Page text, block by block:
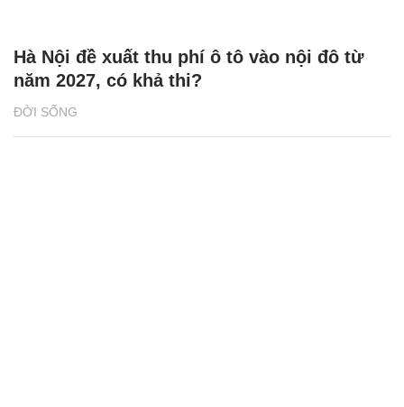
ĐỜI SỐNG
Hà Nội đề xuất thu phí ô tô vào nội đô từ
năm 2027, có khả thi?